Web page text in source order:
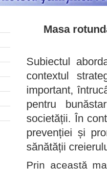
Masa
Subiectul
contextul
important,
pentru
societății. În
prevenției și
sănătății
Prin această